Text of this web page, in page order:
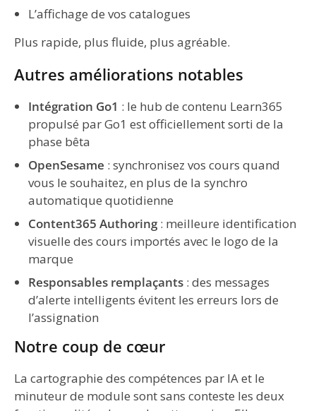
L’affichage de vos catalogues
Plus rapide, plus fluide, plus agréable.
Autres améliorations notables
Intégration Go1 : le hub de contenu Learn365
propulsé par Go1 est officiellement sorti de la
phase bêta
OpenSesame : synchronisez vos cours quand
vous le souhaitez, en plus de la synchro
automatique quotidienne
Content365 Authoring : meilleure identification
visuelle des cours importés avec le logo de la
marque
Responsables remplaçants : des messages
d’alerte intelligents évitent les erreurs lors de
l’assignation
Notre coup de cœur
La cartographie des compétences par IA et le
minuteur de module sont sans conteste les deux